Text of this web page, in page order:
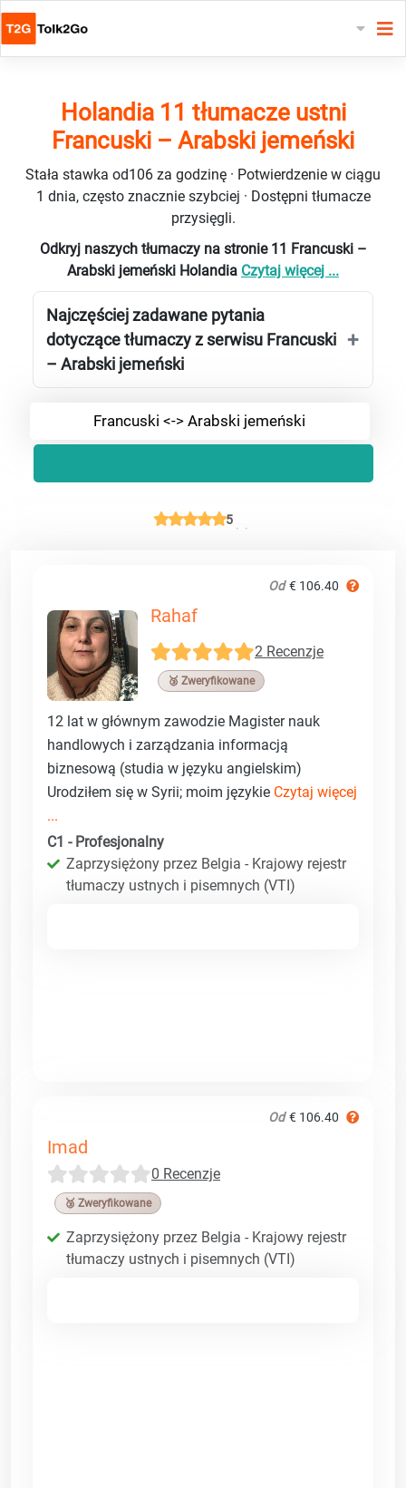
Holandia 11 tłumacze ustni
Francuski – Arabski jemeński
Stała stawka od106 za godzinę · Potwierdzenie w ciągu
1 dnia, często znacznie szybciej · Dostępni tłumacze
przysięgli.
Odkryj naszych tłumaczy na stronie 11 Francuski –
Arabski jemeński Holandia Czytaj więcej ...
Najczęściej zadawane pytania
dotyczące tłumaczy z serwisu Francuski
– Arabski jemeński
Francuski <-> Arabski jemeński
5
Od € 106.40
Rahaf
2 Recenzje
🥉 Zweryfikowane
12 lat w głównym zawodzie Magister nauk
handlowych i zarządzania informacją
biznesową (studia w języku angielskim)
Urodziłem się w Syrii; moim językie Czytaj więcej
...
C1 - Profesjonalny
Zaprzysiężony przez Belgia - Krajowy rejestr
tłumaczy ustnych i pisemnych (VTI)
Od € 106.40
Imad
0 Recenzje
🥉 Zweryfikowane
Zaprzysiężony przez Belgia - Krajowy rejestr
tłumaczy ustnych i pisemnych (VTI)